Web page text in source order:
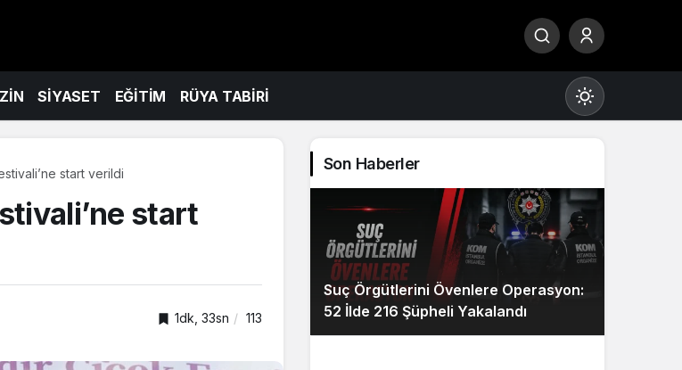
SİYASET EĞİTİM RÜYA TABİRİ
Gündüz Modu
Gündüz modunu seçin.
Gece Modu
start verildi
start
1dk, 33sn 113
Son Haberler
Suç Örgütlerini Övenlere Operasyon:
52 İlde 216 Şüpheli Yakalandı